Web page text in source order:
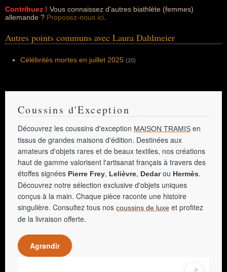
Contribuez ! Vous connaissez d'autres biathlète (femmes)
allemande ? Proposez-nous ici
Autres points communs avec Laura Dahlmeier
Célébrités mortes en juillet 2025 (20)
Coussins d'Exception
Découvrez les coussins d'exception MAISON TRAMIS en
tissus de grandes maisons d'édition. Destinées aux
amateurs d'objets rares et de beaux textiles, nos créations
haut de gamme valorisent l'artisanat français à travers des
étoffes signées Pierre Frey, Lelièvre, Dedarou Hermès.
Découvrez notre sélection exclusive d'objets uniques
conçus à la main. Chaque pièce raconte une histoire
singulière. Consultez tous nos coussins de luxe et profitez
de la livraison offerte.
Agrandir